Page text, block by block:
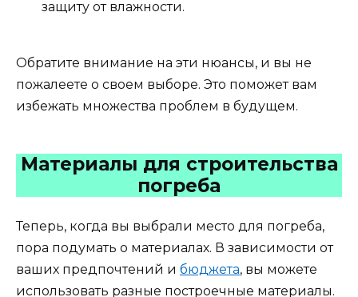
защиту от влажности.
Обратите внимание на эти нюансы, и вы не
пожалеете о своем выборе. Это поможет вам
избежать множества проблем в будущем.
Материалы для строительства
погреба
Теперь, когда вы выбрали место для погреба,
пора подумать о материалах. В зависимости от
ваших предпочтений и бюджета, вы можете
использовать разные построечные материалы.